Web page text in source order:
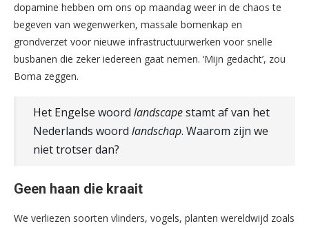
dopamine hebben om ons op maandag weer in de chaos te
begeven van wegenwerken, massale bomenkap en
grondverzet voor nieuwe infrastructuurwerken voor snelle
busbanen die zeker iedereen gaat nemen. ‘Mijn gedacht’, zou
Boma zeggen.
Het Engelse woord landscapestamt af van het
Nederlands woord landschap. Waarom zijn we
niet trotser dan?
Geen haan die kraait
We verliezen soorten vlinders, vogels, planten wereldwijd zoals